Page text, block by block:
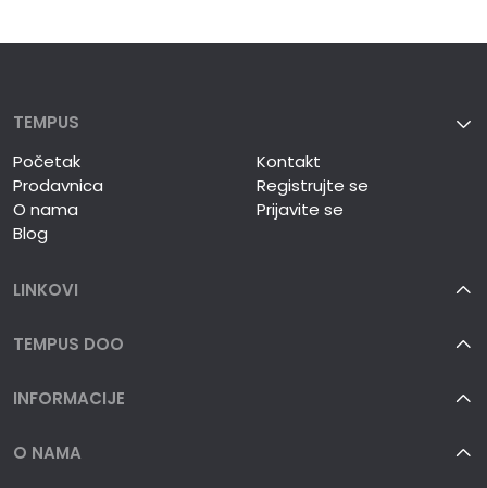
TEMPUS
Početak
Prodavnica
O nama
Blog
Kontakt
Registrujte se
Prijavite se
LINKOVI
TEMPUS DOO
INFORMACIJE
O NAMA